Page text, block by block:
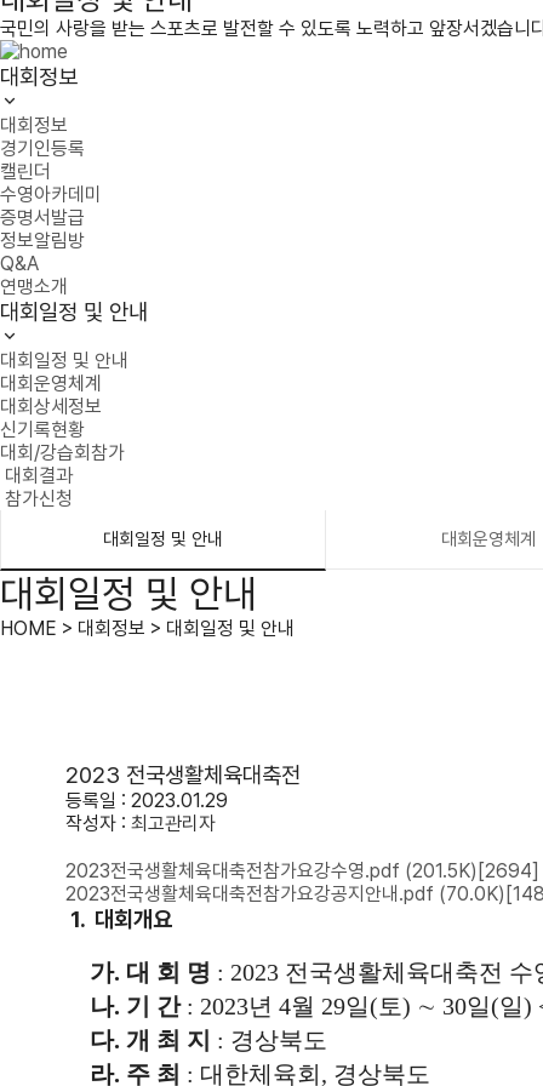
국민의 사랑을 받는 스포츠로 발전할 수 있도록 노력하고 앞장서겠습니
대회정보
대회정보
경기인등록
캘린더
수영아카데미
증명서발급
정보알림방
Q&A
연맹소개
대회일정 및 안내
대회일정 및 안내
대회운영체계
대회상세정보
신기록현황
대회/강습회참가
대회결과
참가신청
대회일정 및 안내 대회운영체계
대회일정 및 안내
HOME > 대회정보 > 대회일정 및 안내
2023 전국생활체육대축전
등록일 : 2023.01.29
작성자 : 최고관리자
2023전국생활체육대축전참가요강수영.pdf (201.5K) [2694]
2023전국생활체육대축전참가요강공지안내.pdf (70.0K)
1. 대회개요
가. 대 회 명 : 2023 전국생활체육대축전 수
나. 기 간 : 2023년 4월 29일(토) ∼ 30일(일)
다. 개 최 지 : 경상북도
라. 주 최 : 대한체육회 , 경상북도